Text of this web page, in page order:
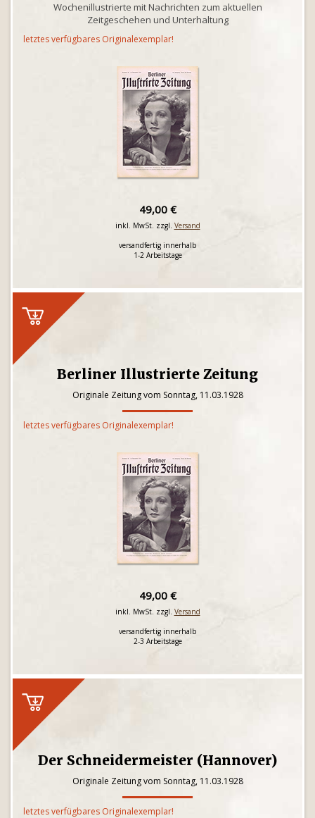
Wochenillustrierte mit Nachrichten zum aktuellen
Zeitgeschehen und Unterhaltung
letztes verfügbares Originalexemplar!
49,00 €
inkl. MwSt. zzgl. Versand
versandfertig innerhalb
1-2 Arbeitstage
Berliner Illustrierte Zeitung
Originale Zeitung vom Sonntag, 11.03.1928
letztes verfügbares Originalexemplar!
49,00 €
inkl. MwSt. zzgl. Versand
versandfertig innerhalb
2-3 Arbeitstage
Der Schneidermeister (Hannover)
Originale Zeitung vom Sonntag, 11.03.1928
letztes verfügbares Originalexemplar!